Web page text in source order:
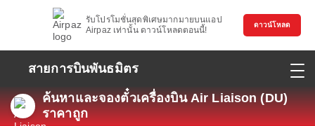
รับโปรโมชั่นสุดพิเศษมากมายบนแอป
Airpaz เท่านั้น ดาวน์โหลดตอนนี้!
ดาวน์โหลด
สายการบินพันธมิตร
ค้นหาและจองตั๋วเครื่องบิน Air Liaison (DU)
ราคาถูก